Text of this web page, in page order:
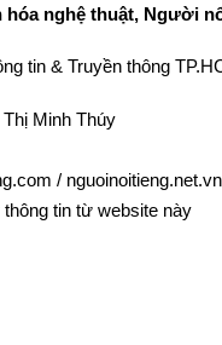
hóa nghệ thuật, Người
tin & Truyền thông
Minh Thúy
/ nguoinoitieng.net.vn
thông tin từ website này